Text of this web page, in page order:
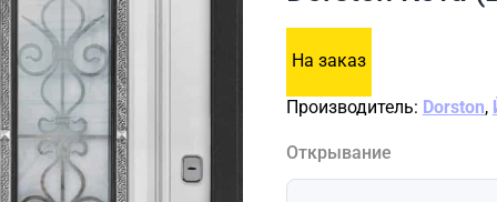
На заказ
Производитель: Dorston,
Открывание